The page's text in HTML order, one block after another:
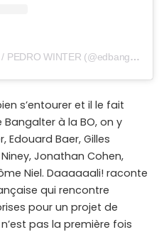
A post shared by ED BANGER / PEDRO WINTER (@edbanger)
s’entourer et il le fait
à la BO, on y
Edouard Baer, Gilles
Jonathan Cohen,
Niel. Daaaaaali! raconte
qui rencontre
pour un projet de
pas la première fois